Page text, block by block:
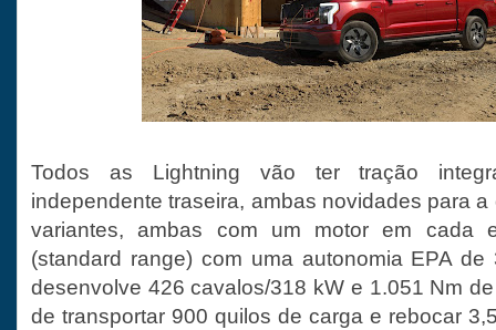
Todos as Lightning vão ter tração
independente traseira, ambas novidades para
variantes, ambas com um motor em cada
(standard range) com uma autonomia EPA de
desenvolve 426 cavalos/318 kW e 1.051 Nm
de transportar 900 quilos de carga e rebocar